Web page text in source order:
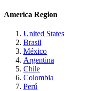
America Region
United States
Brasil
México
Argentina
Chile
Colombia
Perú